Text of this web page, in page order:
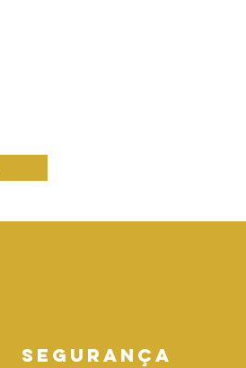
segurança